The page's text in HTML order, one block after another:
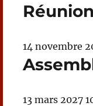
14 novembre
13 mars 2027